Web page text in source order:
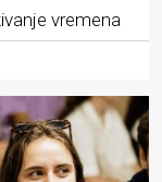
vremena